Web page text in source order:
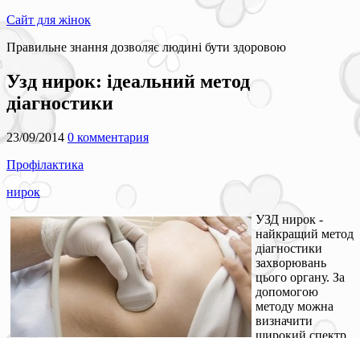
Сайт для жінок
Правильне знання дозволяє людині бути здоровою
Узд нирок: ідеальний метод
діагностики
23/09/2014 0 комментария
Профілактика
нирок
УЗД нирок -
найкращий метод
діагностики
захворювань
цього органу. За
допомогою
методу можна
визначити
широкий спектр